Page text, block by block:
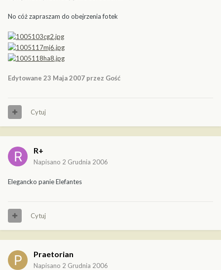
No cóż zapraszam do obejrzenia fotek
Edytowane 23 Maja 2007 przez Gość
Cytuj
R+
Napisano 2 Grudnia 2006
Elegancko panie Elefantes
Cytuj
Praetorian
Napisano 2 Grudnia 2006